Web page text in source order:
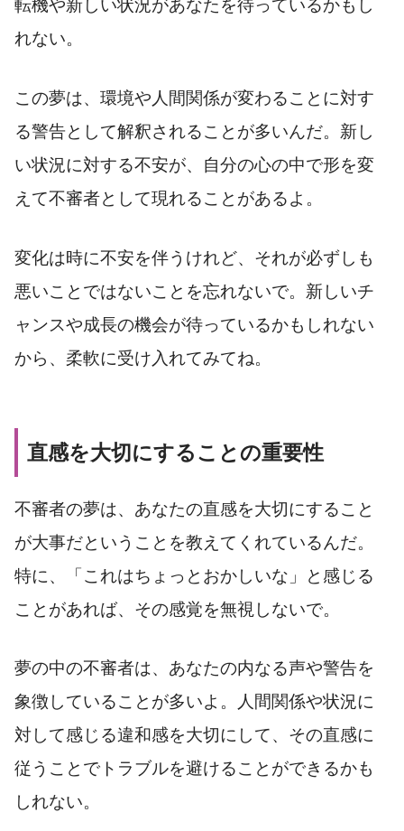
転機や新しい状況があなたを待っているかもし
れない。
この夢は、環境や人間関係が変わることに対す
る警告として解釈されることが多いんだ。新し
い状況に対する不安が、自分の心の中で形を変
えて不審者として現れることがあるよ。
変化は時に不安を伴うけれど、それが必ずしも
悪いことではないことを忘れないで。新しいチ
ャンスや成長の機会が待っているかもしれない
から、柔軟に受け入れてみてね。
直感を大切にすることの重要性
不審者の夢は、あなたの直感を大切にすること
が大事だということを教えてくれているんだ。
特に、「これはちょっとおかしいな」と感じる
ことがあれば、その感覚を無視しないで。
夢の中の不審者は、あなたの内なる声や警告を
象徴していることが多いよ。人間関係や状況に
対して感じる違和感を大切にして、その直感に
従うことでトラブルを避けることができるかも
しれない。